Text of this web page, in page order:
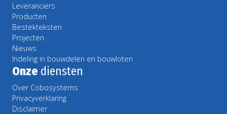
Leveranciers
Producten
Bestekteksten
Projecten
Nieuws
Indeling in bouwdelen en bouwloten
Onze diensten
Over Cobosystems
Privacyverklaring
Disclaimer